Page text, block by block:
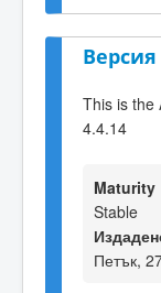
Версия
This is the
4.4.14
Maturity
Stable
Петък,